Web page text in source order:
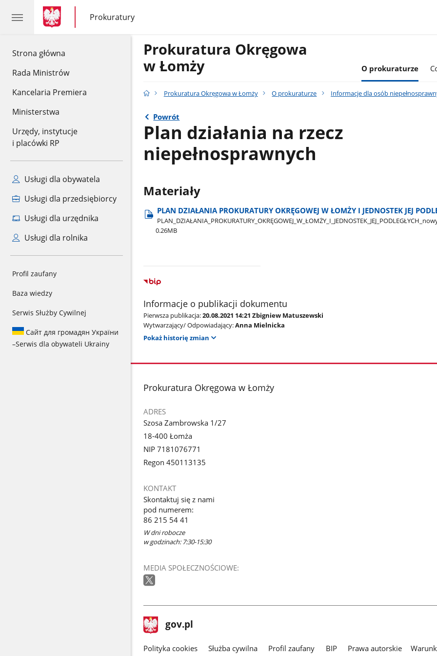
Strona główna
Rada Ministrów
Kancelaria Premiera
Ministerstwa
Urzędy, instytucje
i placówki RP
Usługi dla obywatela
Usługi dla przedsiębiorcy
Usługi dla urzędnika
Usługi dla rolnika
Profil zaufany
Baza wiedzy
Serwis Służby Cywilnej
Сайт для громадян України
–Serwis dla obywateli Ukrainy
gov.pl
gov.pl
Prokuratury
gov.pl
Prokuratury
Prokuratura Okręgowa
w Łomży
O prokuraturze
Prokuratura Okręgowa w Łomży O prokuraturze Informacje dla osób
Powrót
Plan działania na rzecz
niepełnosprawnych
Materiały
PLAN DZIAŁANIA PROKURATURY OKRĘGOWEJ W ŁOMŻY I JEDNOSTEK JEJ
0.26MB
Informacje o publikacji dokumentu
Pierwsza publikacja:20.08.2021 14:21 Zbigniew Matuszewski
Wytwarzający/ Odpowiadający:Anna Mielnicka
Pokaż historię zmian
stopka
Prokuratura Okręgowa w Łomży
ADRES
Szosa Zambrowska 1/27
18-400 Łomża
NIP 7181076771
Regon 450113135
KONTAKT
Skontaktuj się z nami
pod numerem:
86 215 54 41
W dni robocze
w godzinach: 7:30-15:30
MEDIA SPOŁECZNOŚCIOWE:
stopka
gov.pl Strona
gov.pl
gov.pl
Polityka cookies Służba cywilna Profil zaufany BIP Prawa autorskie